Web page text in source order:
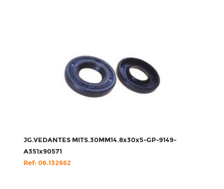
JG.VEDANTES MITS.30MM14.8x30x5-GP-9149-
A351x90571
Ref: 06.132662